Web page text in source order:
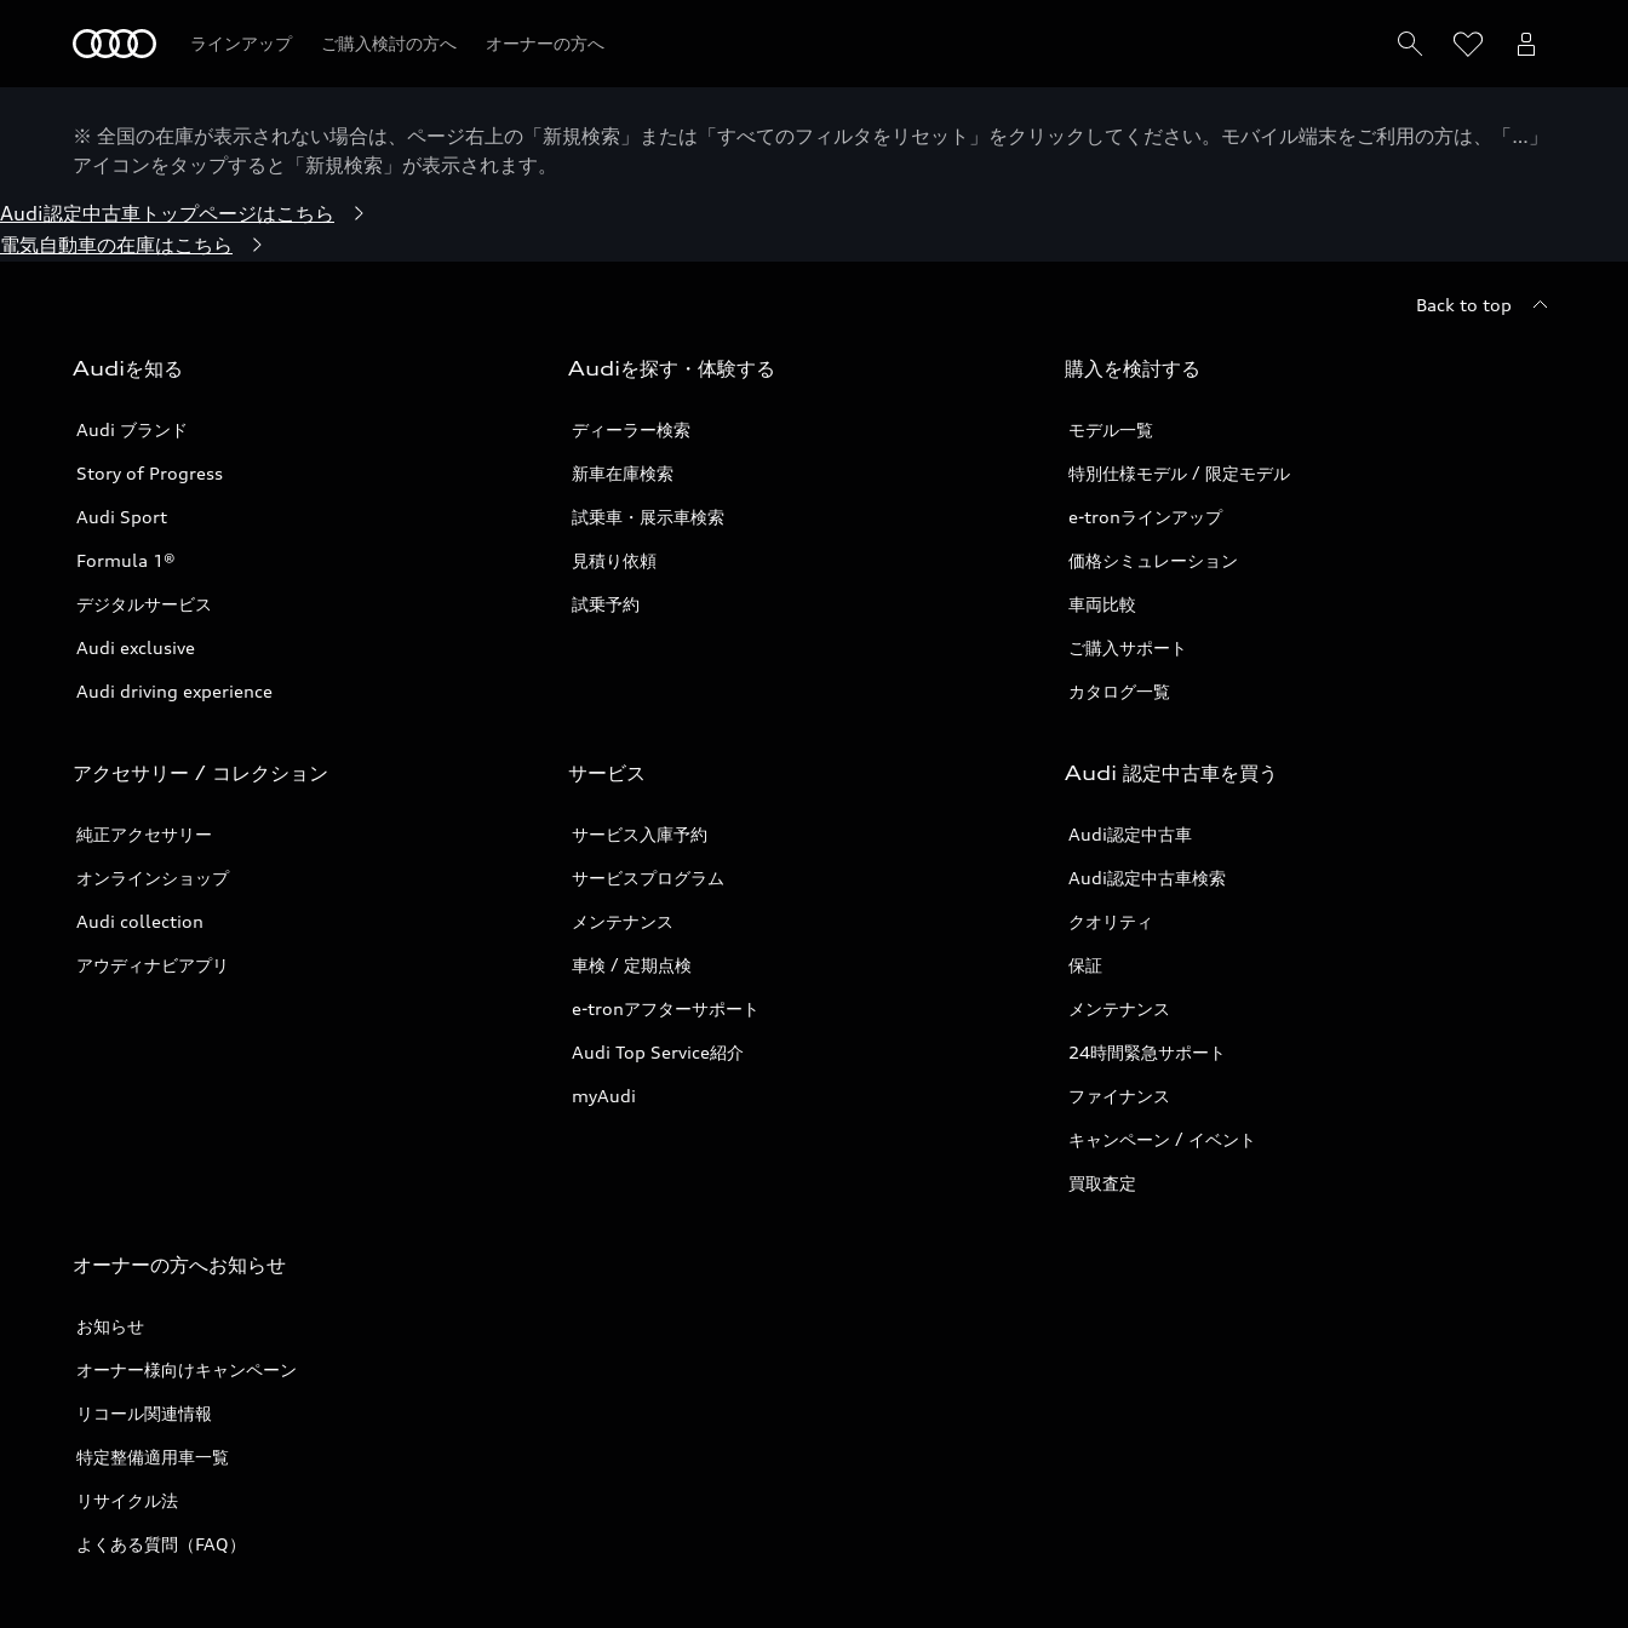
ラインアップ ご購入検討の方へ オーナーの方へ
※ 全国の在庫が表示されない場合は、ページ右上の「新規検索」または「すべてのフィルタをリセット」をクリックしてください。モバイル端末をご利用の方は、「…」
アイコンをタップすると「新規検索」が表示されます。
Audi認定中古車トップページはこちら
電気自動車の在庫はこちら
Back to top
Audiを知る
Audi ブランド
Story of Progress
Audi Sport
Formula 1®
デジタルサービス
Audi exclusive
Audi driving experience
Audiを探す・体験する
ディーラー検索
新車在庫検索
試乗車・展示車検索
見積り依頼
試乗予約
購入を検討する
モデル一覧
特別仕様モデル / 限定モデル
e-tronラインアップ
価格シミュレーション
車両比較
ご購入サポート
カタログ一覧
アクセサリー / コレクション
純正アクセサリー
オンラインショップ
Audi collection
アウディナビアプリ
サービス
サービス入庫予約
サービスプログラム
メンテナンス
車検 / 定期点検
e-tronアフターサポート
Audi Top Service紹介
myAudi
Audi 認定中古車を買う
Audi認定中古車
Audi認定中古車検索
クオリティ
保証
メンテナンス
24時間緊急サポート
ファイナンス
キャンペーン / イベント
買取査定
オーナーの方へお知らせ
お知らせ
オーナー様向けキャンペーン
リコール関連情報
特定整備適用車一覧
リサイクル法
よくある質問（FAQ）